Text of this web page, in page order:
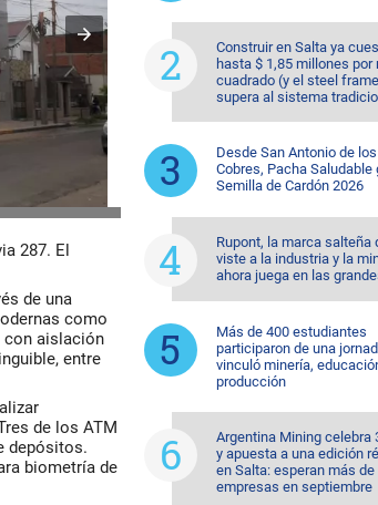
287. El
de una
como
con aislación
entre
de los ATM
depósitos.
biometría de
Construir en Salta ya
hasta $ 1,85 millones por
cuadrado (y el steel frame
supera al sistema
Desde San Antonio de los
Cobres, Pacha Saludable
Semilla de Cardón 2026
Rupont, la marca salteña
viste a la industria y la
ahora juega en las
Más de 400 estudiantes
participaron de una
vinculó minería,
producción
Argentina Mining celebra
y apuesta a una edición
en Salta: esperan más de
empresas en septiembre